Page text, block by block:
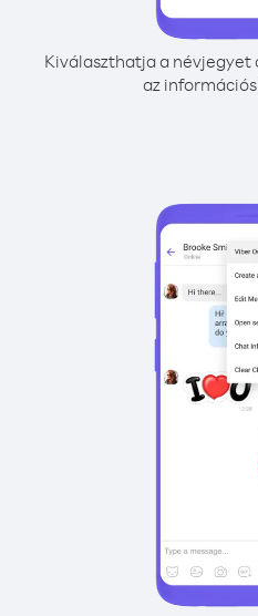
Kiválaszthatja a névjegyet
az